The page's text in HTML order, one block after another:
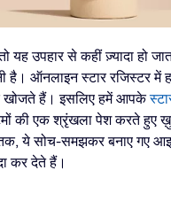
उपहार से कहीं ज़्यादा हो
है। ऑनलाइन स्टार रजिस्टर में
खोजते हैं। इसलिए हमें आपके
की एक श्रृंखला पेश करते हुए
ये सोच-समझकर बनाए गए
कर देते हैं।